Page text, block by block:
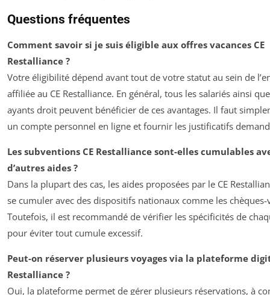
Questions fréquentes
Comment savoir si je suis éligible aux offres vacances CE
Restalliance ?
Votre éligibilité dépend avant tout de votre statut au sein de
affiliée au CE Restalliance. En général, tous les salariés ainsi
ayants droit peuvent bénéficier de ces avantages. Il faut
un compte personnel en ligne et fournir les justificatifs
Les subventions CE Restalliance sont-elles cumulables
d’autres aides ?
Dans la plupart des cas, les aides proposées par le CE
se cumuler avec des dispositifs nationaux comme les chèques-
Toutefois, il est recommandé de vérifier les spécificités de
pour éviter tout cumule excessif.
Peut-on réserver plusieurs voyages via la plateforme
Restalliance ?
Oui, la plateforme permet de gérer plusieurs réservations, à